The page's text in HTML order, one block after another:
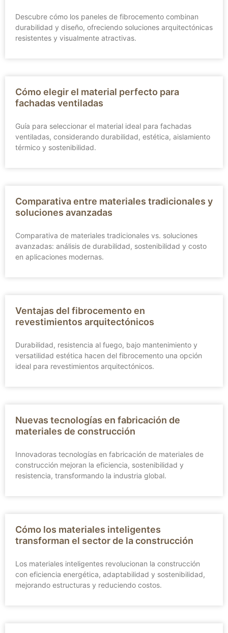
Descubre cómo los paneles de fibrocemento combinan
durabilidad y diseño, ofreciendo soluciones arquitectónicas
resistentes y visualmente atractivas.
Cómo elegir el material perfecto para
fachadas ventiladas
Guía para seleccionar el material ideal para fachadas
ventiladas, considerando durabilidad, estética, aislamiento
térmico y sostenibilidad.
Comparativa entre materiales tradicionales y
soluciones avanzadas
Comparativa de materiales tradicionales vs. soluciones
avanzadas: análisis de durabilidad, sostenibilidad y costo
en aplicaciones modernas.
Ventajas del fibrocemento en
revestimientos arquitectónicos
Durabilidad, resistencia al fuego, bajo mantenimiento y
versatilidad estética hacen del fibrocemento una opción
ideal para revestimientos arquitectónicos.
Nuevas tecnologías en fabricación de
materiales de construcción
Innovadoras tecnologías en fabricación de materiales de
construcción mejoran la eficiencia, sostenibilidad y
resistencia, transformando la industria global.
Cómo los materiales inteligentes
transforman el sector de la construcción
Los materiales inteligentes revolucionan la construcción
con eficiencia energética, adaptabilidad y sostenibilidad,
mejorando estructuras y reduciendo costos.